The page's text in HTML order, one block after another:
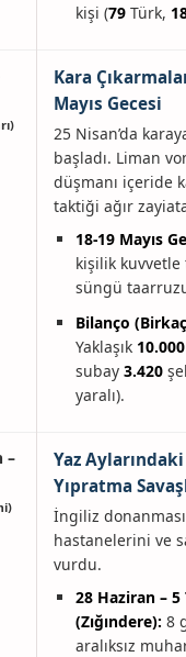
kişi (79 Türk,
Kara
Mayıs Gecesi
25 Nisan’da
başladı. Liman
düşmanı içeride
taktiği ağır
18-19 Mayıs
kişilik kuvvetle
süngü
Bilanço
Yaklaşık 10.000
subay 3.420
yaralı).
–
Yaz
Yıpratma
İngiliz
hastanelerini ve
vurdu.
28 Haziran –
(Zığındere): 8
aralıksız